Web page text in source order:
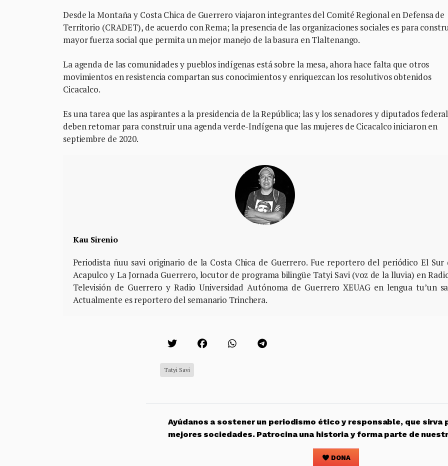
Desde la Montaña y Costa Chica de Guerrero viajaron integrantes del Comité Regional en Defensa de
Territorio (CRADET), de acuerdo con Rema; la presencia de las organizaciones sociales es para
mayor fuerza social que permita un mejor manejo de la basura en Tlaltenango.
La agenda de las comunidades y pueblos indígenas está sobre la mesa, ahora hace falta que otros
movimientos en resistencia compartan sus conocimientos y enriquezcan los resolutivos obtenidos
Cicacalco.
Es una tarea que las aspirantes a la presidencia de la República; las y los senadores y diputados
deben retomar para construir una agenda verde-Indígena que las mujeres de Cicacalco iniciaron en
septiembre de 2020.
Kau Sirenio
Periodista ñuu savi originario de la Costa Chica de Guerrero. Fue reportero del periódico El Sur
Acapulco y La Jornada Guerrero, locutor de programa bilingüe Tatyi Savi (voz de la lluvia) en
Televisión de Guerrero y Radio Universidad Autónoma de Guerrero XEUAG en lengua tu’un
Actualmente es reportero del semanario Trinchera.
Tatyi Savi
Ayúdanos a sostener un periodismo ético y responsable, que sirva
mejores sociedades. Patrocina una historia y forma parte de
DONA